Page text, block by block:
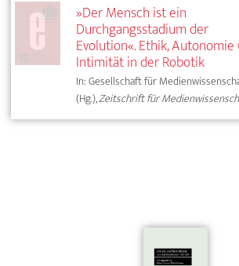
»Der Mensch ist ein
Durchgangsstadium der
Evolution«. Ethik, Autonomie
Intimität in der Robotik
In: Gesellschaft für
(Hg.),Zeitschrift für